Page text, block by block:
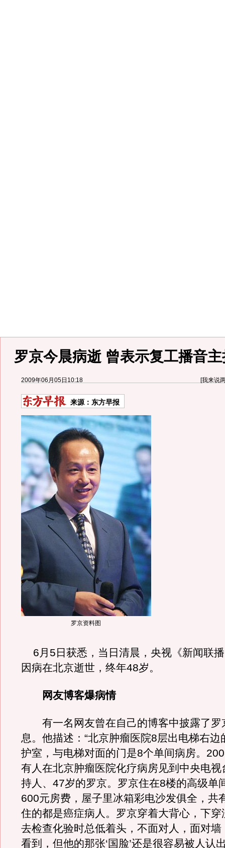
罗京今晨病逝 曾表示复工播音
2009年06月05日10:18 [我来说
来源： 东方早报
罗京资料图
6月5日获悉，当日清晨，央视《新闻联
因病在北京逝世，终年48岁。
网友博客爆病情
有一名网友曾在自己的博客中披露了罗
息。他描述：“北京肿瘤医院8层出电梯右边
护室，与电梯对面的门是8个单间病房。
有人在北京肿瘤医院化疗病房见到中央电视
持人、47岁的罗京。罗京住在8楼的高级单
600元房费，屋子里冰箱彩电沙发俱全，共
住的都是癌症病人。罗京穿着大背心，下穿
去检查化验时总低着头，不面对人，面对墙
看到，但他的那张‘国脸’还是很容易被人认